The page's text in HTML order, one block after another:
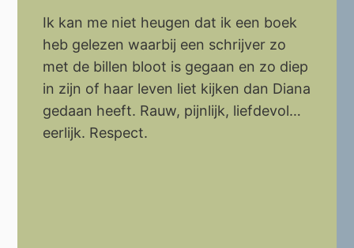
Ik kan me niet heugen dat ik een boek
heb gelezen waarbij een schrijver zo
met de billen bloot is gegaan en zo diep
in zijn of haar leven liet kijken dan Diana
gedaan heeft. Rauw, pijnlijk, liefdevol…
eerlijk. Respect.